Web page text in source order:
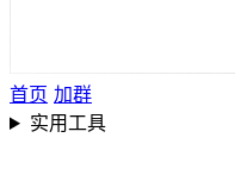
首页 加群
实用工具